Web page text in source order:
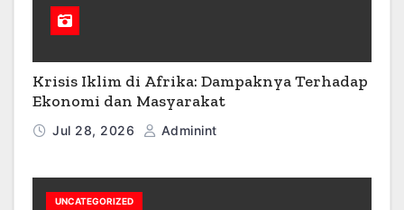
Krisis Iklim di Afrika: Dampaknya Terhadap
Ekonomi dan Masyarakat
Jul 28, 2026 Adminint
UNCATEGORIZED